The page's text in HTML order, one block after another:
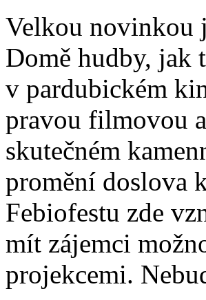
Velkou novinkou
Domě hudby, jak
v pardubickém
pravou filmovou
skutečném
promění doslova
Febiofestu zde
mít zájemci
projekcemi.